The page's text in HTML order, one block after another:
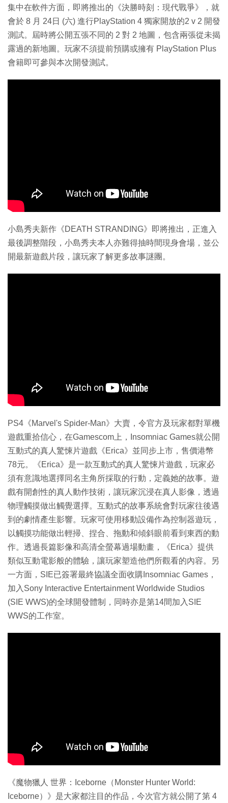
集中在軟件方面，即將推出的《決勝時刻：現代戰爭》，就
會於 8 月 24日 (六) 進行PlayStation 4 獨家開放的2 v 2 開發
測試。屆時將公開五張不同的 2 對 2 地圖，包含兩張從未揭
露過的新地圖。玩家不須提前預購或擁有 PlayStation Plus
會籍即可參與本次開發測試。
小島秀夫新作《DEATH STRANDING》即將推出，正進入
最後調整階段，小島秀夫本人亦難得抽時間現身會場，並公
開最新遊戲片段，讓玩家了解更多故事謎團。
PS4《Marvel's Spider-Man》大賣，令官方及玩家都對單機
遊戲重拾信心，在Gamescom上，Insomniac Games就公開
互動式的真人驚悚片遊戲《Erica》並同步上市，售價港幣
78元。《Erica》是一款互動式的真人驚悚片遊戲，玩家必
須有意識地選擇同名主角所採取的行動，定義她的故事。遊
戲有開創性的真人動作技術，讓玩家沉浸在真人影像，透過
物理觸摸做出觸覺選擇。互動式的故事系統會對玩家往後遇
到的劇情產生影響。玩家可使用移動設備作為控制器遊玩，
以觸摸功能做出輕掃、捏合、拖動和傾斜眼前看到東西的動
作。透過長篇影像和高清全螢幕過場動畫，《Erica》提供
類似互動電影般的體驗，讓玩家塑造他們所觀看的內容。另
一方面，SIE已簽署最終協議全面收購Insomniac Games，
加入Sony Interactive Entertainment Worldwide Studios
(SIE WWS)的全球開發體制，同時亦是第14間加入SIE
WWS的工作室。
《魔物獵人 世界：Iceborne（Monster Hunter World:
Iceborne）》是大家都注目的作品，今次官方就公開了第 4